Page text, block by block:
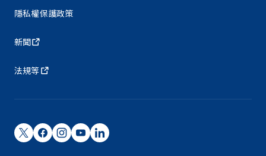
隱私權保護政策
新聞
法規等